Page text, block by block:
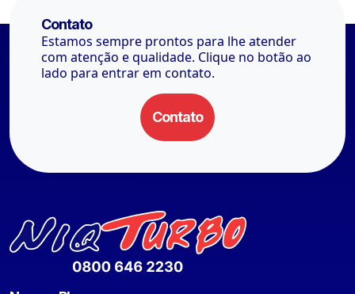
Contato
Estamos sempre prontos para lhe atender
com atenção e qualidade. Clique no botão ao
lado para entrar em contato.
Contato